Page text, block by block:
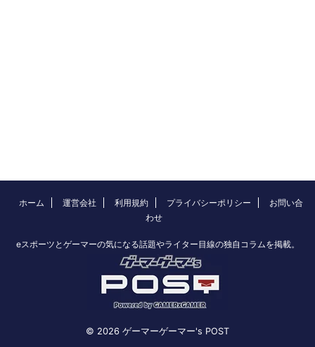
ホーム 運営会社 利用規約 プライバシーポリシー
お問い合
わせ
eスポーツとゲーマーの気になる話題やライター目線の独自コラムを掲載。
© 2026 ゲーマーゲーマー's POST